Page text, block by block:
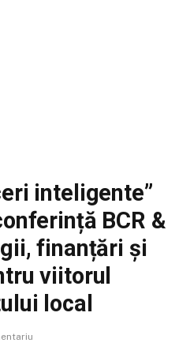
inteligente”
BCR &
finanțări și
viitorul
local